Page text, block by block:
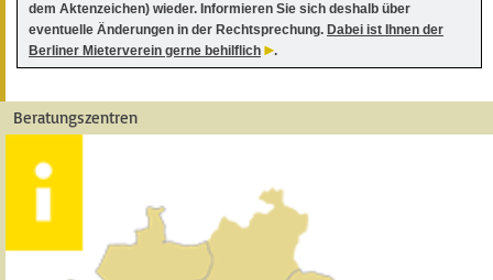
dem Aktenzeichen) wieder. Informieren Sie sich deshalb über
eventuelle Änderungen in der Rechtsprechung. Dabei ist Ihnen der
Berliner Mieterverein gerne behilflich
.
Beratungszentren